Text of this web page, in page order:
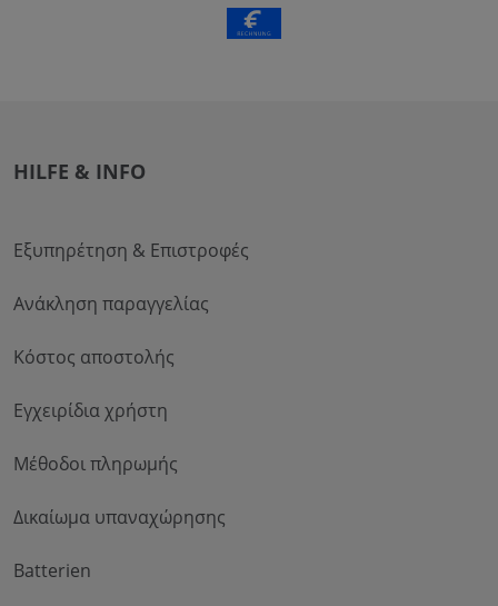
HILFE & INFO
Εξυπηρέτηση & Επιστροφές
Ανάκληση παραγγελίας
Κόστος αποστολής
Εγχειρίδια χρήστη
Μέθοδοι πληρωμής
Δικαίωμα υπαναχώρησης
Batterien